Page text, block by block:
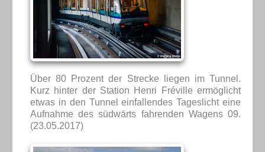
Über 80 Prozent der Strecke liegen im Tunnel.
Kurz hinter der Station Henri Fréville ermöglicht
etwas in den Tunnel einfallendes Tageslicht eine
Aufnahme des südwärts fahrenden Wagens 09.
(23.05.2017)